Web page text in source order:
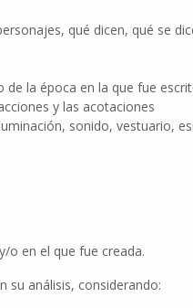
qué dicen, qué se
la época en la que fue
y las acotaciones
sonido, vestuario,
o en el que fue creada.
su análisis, considerando: